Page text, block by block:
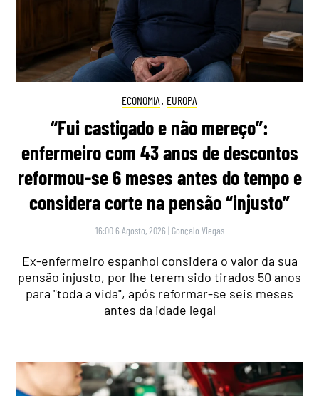
ECONOMIA , EUROPA
“Fui castigado e não mereço”:
enfermeiro com 43 anos de descontos
reformou-se 6 meses antes do tempo e
considera corte na pensão “injusto”
16:00 6 Agosto, 2026 | Gonçalo Viegas
Ex-enfermeiro espanhol considera o valor da sua
pensão injusto, por lhe terem sido tirados 50 anos
para "toda a vida", após reformar-se seis meses
antes da idade legal